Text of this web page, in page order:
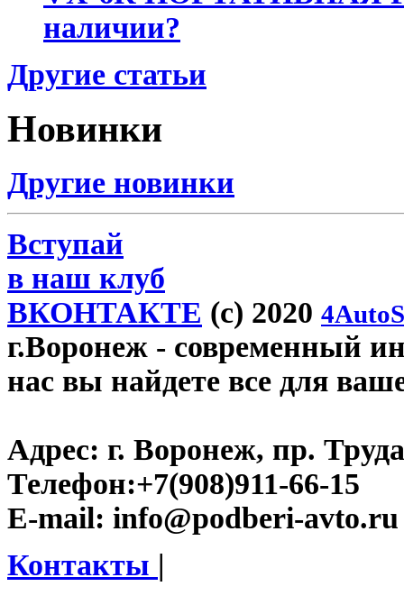
наличии?
Другие статьи
Новинки
Другие новинки
Вступай
в наш клуб
ВКОНТАКТЕ (c) 2020
г.Воронеж - современный
нас вы найдете все для
Адрес: г. Воронеж, пр.
Телефон:+7(908)911-66-15
E-mail: info@podberi-avto.ru
Контакты |